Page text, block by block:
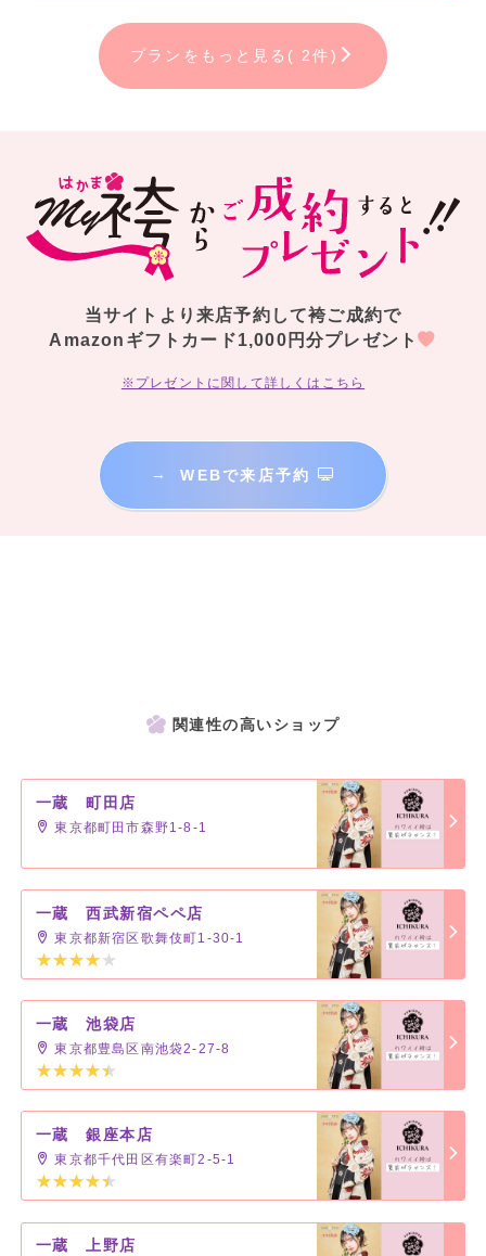
プランをもっと見る( 2件)
当サイトより来店予約して袴ご成約で
Amazonギフトカード1,000円分プレゼント
※プレゼントに関して詳しくはこちら
→ WEBで来店予約
関連性の高いショップ
一蔵 町田店
東京都町田市森野1-8-1
一蔵 西武新宿ペペ店
東京都新宿区歌舞伎町1-30-1
一蔵 池袋店
東京都豊島区南池袋2-27-8
一蔵 銀座本店
東京都千代田区有楽町2-5-1
一蔵 上野店